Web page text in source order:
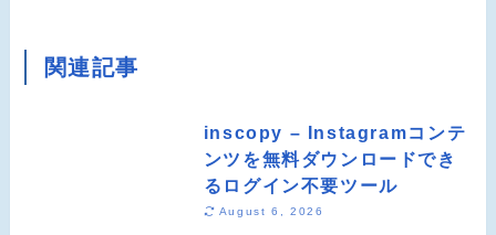
関連記事
inscopy – Instagramコンテ
ンツを無料ダウンロードでき
るログイン不要ツール
August 6, 2026